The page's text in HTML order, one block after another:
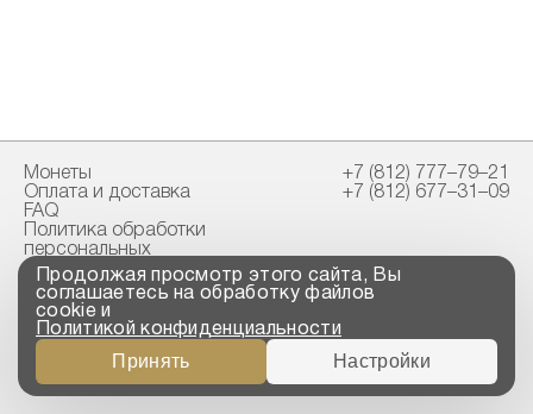
Монеты
Оплата и доставка
FAQ
Политика обработки
персональных
данных
Свидетельство
пробирной палаты
+7 (812) 777–79–21
+7 (812) 677–31–09
Copyright © 2023-2026
“ООО ТРОЙСКИЙ
СТАНДАРТ”
Продолжая просмотр этого сайта, Вы
соглашаетесь на обработку файлов
cookie и
Политикой конфиденциальности
Принять Настройки